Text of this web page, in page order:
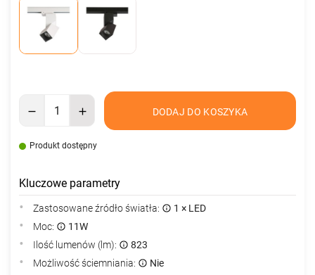
DODAJ DO KOSZYKA
Produkt dostępny
Kluczowe parametry
Zastosowane źródło światła:
1 × LED
Moc:
11W
Ilość lumenów (lm):
823
Możliwość ściemniania:
Nie